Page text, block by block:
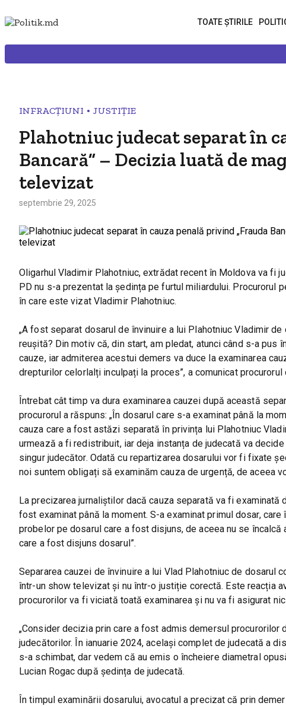
TOATE ȘTIRILE
INFRACȚIUNI • JUSTIȚIE
Plahotniuc judecat separat în
Bancară” – Decizia luată de
televizat
septembrie 29, 2025
Oligarhul Vladimir Plahotniuc, extrădat recent în Moldova va fi
PD nu s-a prezentat la ședința pe furtul miliardului. Procurorul
în care este vizat Vladimir Plahotniuc.
„A fost separat dosarul de învinuire a lui Plahotniuc Vladimir
reușită? Din motiv că, din start, am pledat, atunci când s-a
cauze, iar admiterea acestui demers va duce la examinarea
drepturilor celorlalți inculpați la proces”, a comunicat procurorul
Întrebat cât timp va dura examinarea cauzei după această
procurorul a răspuns: „În dosarul care s-a examinat până la
cauza care a fost astăzi separată în privința lui Plahotniuc
urmează a fi redistribuit, iar deja instanța de judecată va
singur judecător. Odată cu repartizarea dosarului vor fi fixate
noi suntem obligați să examinăm cauza de urgență, de aceea
La precizarea jurnaliștilor dacă cauza separată va fi examinată
fost examinat până la moment. S-a examinat primul dosar,
probelor pe dosarul care a fost disjuns, de aceea nu se
care a fost disjuns dosarul”.
Separarea cauzei de învinuire a lui Vlad Plahotniuc de dosarul
într-un show televizat și nu într-o justiție corectă. Este reacția
procurorilor va fi viciată toată examinarea și nu va fi asigurat
„Consider decizia prin care a fost admis demersul
judecătorilor. În ianuarie 2024, același complet de judecată a
s-a schimbat, dar vedem că au emis o încheiere diametral
Lucian Rogac după ședința de judecată.
În timpul examinării dosarului, avocatul a precizat că prin